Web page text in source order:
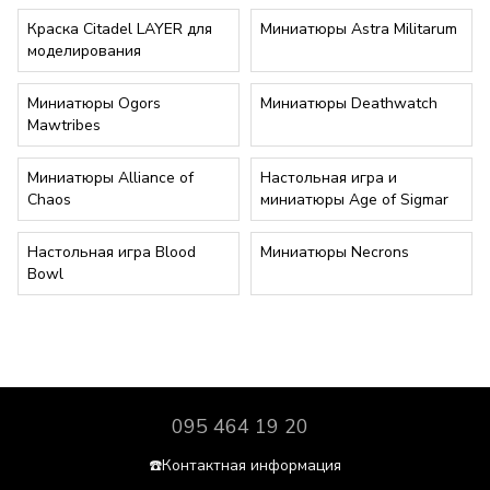
Краска Citadel LAYER для
моделирования
Миниатюры Astra Militarum
Миниатюры Ogors
Mawtribes
Миниатюры Deathwatch
Миниатюры Alliance of
Chaos
Настольная игра и
миниатюры Age of Sigmar
Настольная игра Blood
Bowl
Миниатюры Necrons
095 464 19 20
☎️Контактная информация